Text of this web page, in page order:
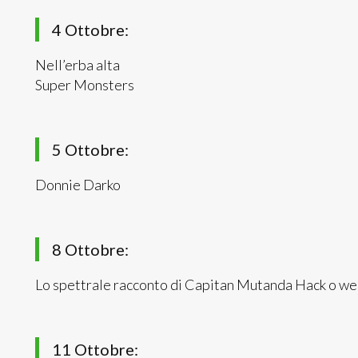
4 Ottobre:
Nell’erba alta
Super Monsters
5 Ottobre:
Donnie Darko
8 Ottobre:
Lo spettrale racconto di Capitan Mutanda Hack o
11 Ottobre: